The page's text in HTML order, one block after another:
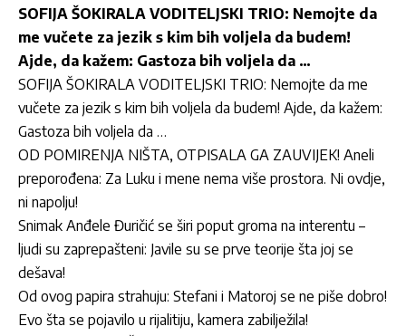
SOFIJA ŠOKIRALA VODITELJSKI TRIO: Nemojte da
me vučete za jezik s kim bih voljela da budem!
Ajde, da kažem: Gastoza bih voljela da …
SOFIJA ŠOKIRALA VODITELJSKI TRIO: Nemojte da me
vučete za jezik s kim bih voljela da budem! Ajde, da kažem:
Gastoza bih voljela da …
OD POMIRENJA NIŠTA, OTPISALA GA ZAUVIJEK! Aneli
preporođena: Za Luku i mene nema više prostora. Ni ovdje,
ni napolju!
Snimak Anđele Đuričić se širi poput groma na interentu –
ljudi su zaprepašteni: Javile su se prve teorije šta joj se
dešava!
Od ovog papira strahuju: Stefani i Matoroj se ne piše dobro!
Evo šta se pojavilo u rijalitiju, kamera zabilježila!